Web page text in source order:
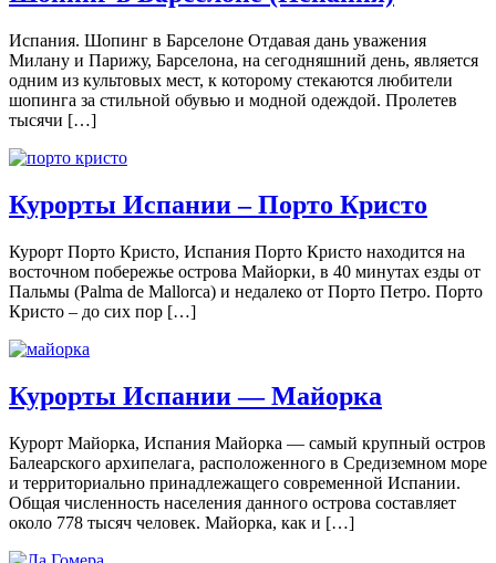
Испания. Шопинг в Барселоне Отдавая дань уважения
Милану и Парижу, Барселона, на сегодняшний день, является
одним из культовых мест, к которому стекаются любители
шопинга за стильной обувью и модной одеждой. Пролетев
тысячи […]
Курорты Испании – Порто Кристо
Курорт Порто Кристо, Испания Порто Кристо находится на
восточном побережье острова Майорки, в 40 минутах езды от
Пальмы (Palma de Mallorca) и недалеко от Порто Петро. Порто
Кристо – до сих пор […]
Курорты Испании — Майорка
Курорт Майорка, Испания Майорка — самый крупный остров
Балеарского архипелага, расположенного в Средиземном море
и территориально принадлежащего современной Испании.
Общая численность населения данного острова составляет
около 778 тысяч человек. Майорка, как и […]